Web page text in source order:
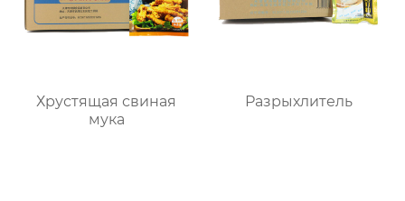
Хрустящая свиная
мука
Разрыхлитель